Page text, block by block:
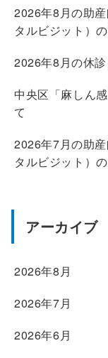
2026年8月の助
タルビジット）
2026年8月の休
中央区「麻しん
て
2026年7月の助
タルビジット）
アーカイブ
2026年8月
2026年7月
2026年6月